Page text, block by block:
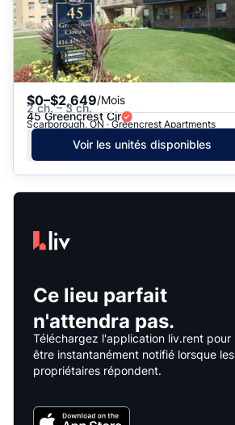
$0–$2,649/Mois
2 ch. – 3 ch.
45 Greencrest Cir
Scarborough, ON · Greencrest Apartments
Voir les unités disponibles
Ce lieu parfait
n'attendra pas.
Téléchargez l'application liv.rent pour
être instantanément notifié lorsque les
propriétaires répondent.